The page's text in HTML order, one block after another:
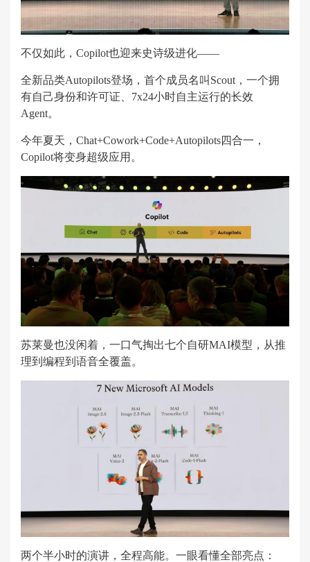
不仅如此，Copilot也迎来史诗级进化——
全新品类Autopilots登场，首个成员名叫Scout，一个拥
有自己身份和许可证、7x24小时自主运行的长效
Agent。
今年夏天，Chat+Cowork+Code+Autopilots四合一，
Copilot将变身超级应用。
苏莱曼也没闲着，一口气掏出七个自研MAI模型，从推
理到编程到语音全覆盖。
两个半小时的演讲，全程高能。一眼看懂全部亮点：